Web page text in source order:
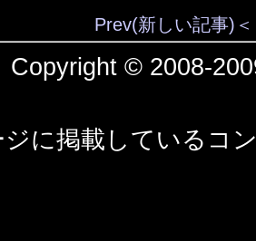
Prev(新しい記事)＜
Copyright © 2008-
ジに掲載しているコ